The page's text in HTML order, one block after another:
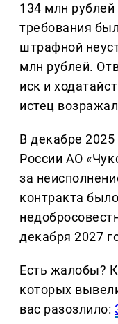
134 млн
требования
штрафной
млн рублей.
иск и
истец
В декабре
России АО
за
контракта
декабря 2027
Есть жалобы?
которых
вас разозлило: